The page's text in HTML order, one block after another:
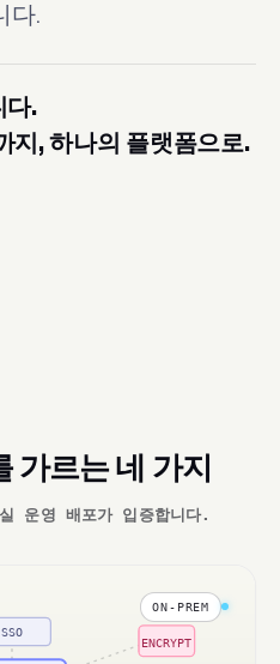
다.
다.
지, 하나의 플랫폼으로.
가르는 네 가지
운영 배포가 입증합니다.
ON-PREM
SSO
ENCRYPT